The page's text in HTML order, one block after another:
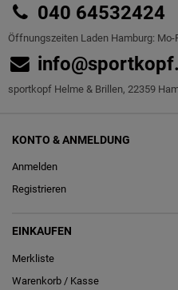
040 64532424
Öffnungszeiten Laden Hamburg: Mo-
sportkopf Helme & Brillen, 22359
KONTO & ANMELDUNG
Anmelden
Registrieren
EINKAUFEN
Merkliste
Warenkorb / Kasse